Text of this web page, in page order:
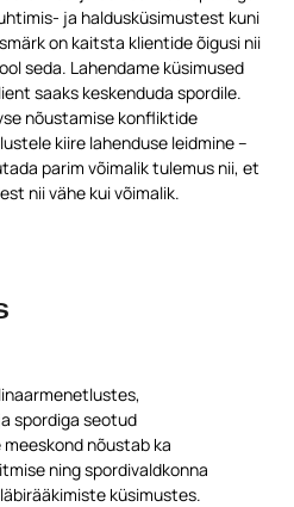
ja haldusküsimustest kuni
on kaitsta klientide õigusi nii
seda. Lahendame küsimused
saaks keskenduda spordile.
nõustamise konfliktide
kiire lahenduse leidmine –
parim võimalik tulemus nii, et
nii vähe kui võimalik.
spordiga seotud
nõustab ka
ning spordivaldkonna
küsimustes.